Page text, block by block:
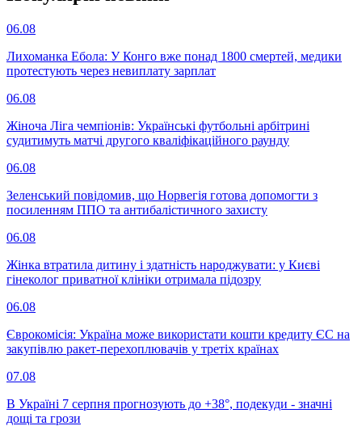
06.08
Лихоманка Ебола: У Конго вже понад 1800 смертей, медики
протестують через невиплату зарплат
06.08
Жіноча Ліга чемпіонів: Українські футбольні арбітрині
судитимуть матчі другого кваліфікаційного раунду
06.08
Зеленський повідомив, що Норвегія готова допомогти з
посиленням ППО та антибалістичного захисту
06.08
Жінка втратила дитину і здатність народжувати: у Києві
гінеколог приватної клініки отримала підозру
06.08
Єврокомісія: Україна може використати кошти кредиту ЄС на
закупівлю ракет-перехоплювачів у третіх країнах
07.08
В Україні 7 серпня прогнозують до +38°, подекуди - значні
дощі та грози